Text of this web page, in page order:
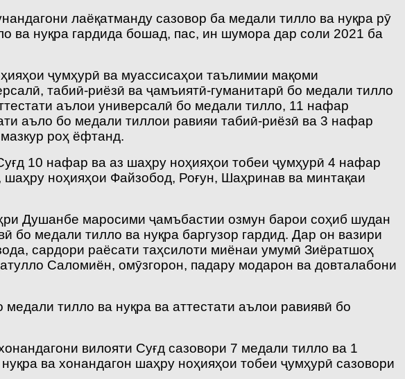
лаёқатманду сазовор ба медали тилло ва нуқра рӯ
ва нуқра гардида бошад, пас, ин шумора дар соли 2021 ба
ҷумҳурӣ ва муассисаҳои таълимии мақоми
табиӣ-риёзӣ ва ҷамъиятӣ-гуманитарӣ бо медали тилло
аълои универсалӣ бо медали тилло, 11 нафар
аъло бо медали тиллои равияи табиӣ-риёзӣ ва 3 нафар
роҳ ёфтанд.
10 нафар ва аз шаҳру ноҳияҳои тобеи ҷумҳурӣ 4 нафар
ноҳияҳои Файзобод, Роғун, Шаҳринав ва минтақаи
Душанбе маросими ҷамъбастии озмун барои соҳиб шудан
бо медали тилло ва нуқра баргузор гардид. Дар он вазири
сардори раёсати таҳсилоти миёнаи умумӣ Зиёратшоҳ
Саломиён, омӯзгорон, падару модарон ва довталабони
тилло ва нуқра ва аттестати аълои равиявӣ бо
вилояти Суғд сазовори 7 медали тилло ва 1
ва хонандагон шаҳру ноҳияҳои тобеи ҷумҳурӣ сазовори